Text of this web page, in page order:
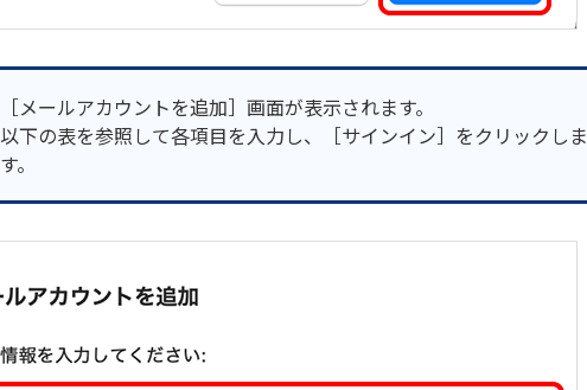
［メールアカウントを追加］画面が表示されます。
以下の表を参照して各項目を入力し、［サインイン］をクリックしま
す。